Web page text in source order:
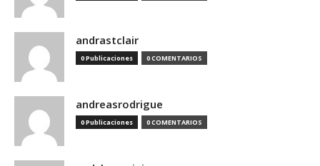
andrastclair
0 Publicaciones 0 COMENTARIOS
andreasrodrigue
0 Publicaciones 0 COMENTARIOS